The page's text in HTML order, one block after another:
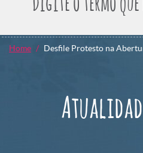
Home Desfile Protesto na